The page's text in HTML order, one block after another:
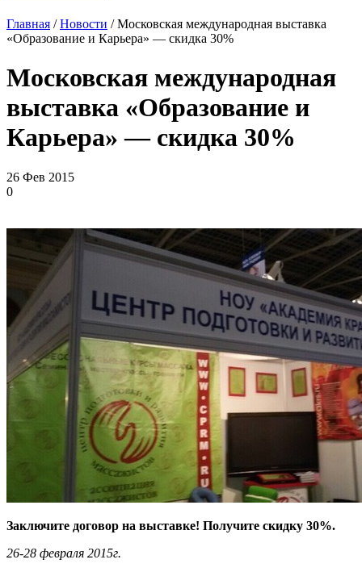
Главная /Новости / Московская международная выставка
«Образование и Карьера» — скидка 30%
Московская международная
выставка «Образование и
Карьера» — скидка 30%
26 Фев 2015
0
Заключите договор на выставке! Получите скидку 30%.
26-28 февраля 2015г.